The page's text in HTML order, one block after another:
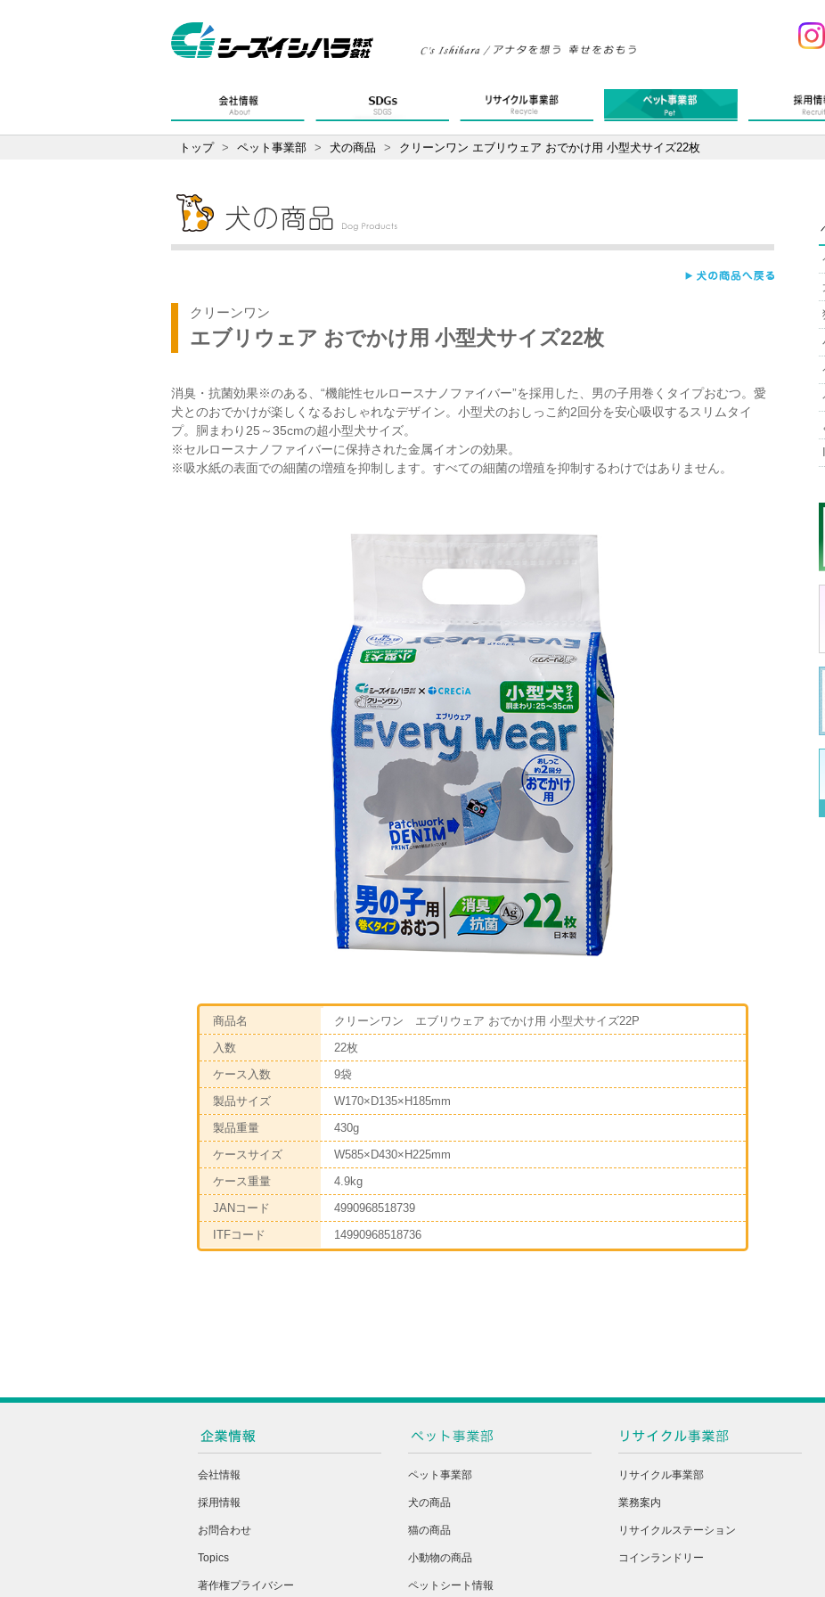
トップ > ペット事業部 > 犬の商品 > クリーンワン エブリウェア おでかけ用 小型犬サイズ22枚
クリーンワン
エブリウェア おでかけ用 小型犬サイズ22枚
消臭・抗菌効果※のある、“機能性セルロースナノファイバー”を採用した、男の子用巻くタイプおむつ。愛
犬とのおでかけが楽しくなるおしゃれなデザイン。小型犬のおしっこ約2回分を安心吸収するスリムタイ
プ。胴まわり25～35cmの超小型犬サイズ。
※セルロースナノファイバーに保持された金属イオンの効果。
※吸水紙の表面での細菌の増殖を抑制します。すべての細菌の増殖を抑制するわけではありません。
商品名
クリーンワン エブリウェア おでかけ用 小型犬サイズ22P
入数
22枚
ケース入数
9袋
製品サイズ
W170×D135×H185mm
製品重量
430g
ケースサイズ
W585×D430×H225mm
ケース重量
4.9kg
JANコード
4990968518739
ITFコード
14990968518736
会社情報
採用情報
お問合わせ
Topics
著作権プライバシー
ペット事業部
犬の商品
猫の商品
小動物の商品
ペットシート情報
リサイクル事業部
業務案内
リサイクルステーション
コインランドリー